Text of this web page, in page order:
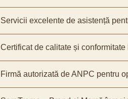
Servicii excelente de asistență
Certificat de calitate și
Firmă autorizată de ANPC pentru